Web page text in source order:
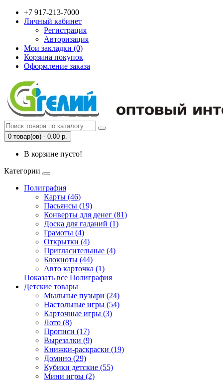
+7 917-213-7000
Личный кабинет
Регистрация
Авторизация
Мои закладки (0)
Корзина покупок
Оформление заказа
0 товар(ов) - 0.00 р.
В корзине пусто!
Категории
Полиграфия
Карты (46)
Пасьянсы (19)
Конверты для денег (81)
Доска для гаданий (1)
Грамоты (4)
Открытки (4)
Пригласительные (4)
Блокноты (44)
Авто карточка (1)
Показать все Полиграфия
Детские товары
Мыльные пузыри (24)
Настольные игры (54)
Карточные игры (3)
Лото (8)
Прописи (17)
Вырезалки (9)
Книжки-раскраски (19)
Домино (29)
Кубики детские (55)
Мини игры (2)